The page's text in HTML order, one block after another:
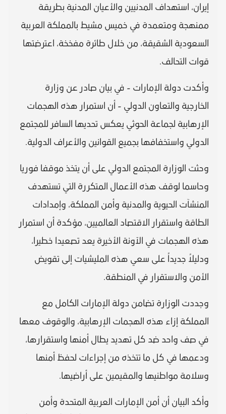
إيران، استهداف المدنيين والأعيان المدنية بطريقة
ممنهجة ومتعمدة في خميس مشيط بالمملكة العربية
السعودية الشقيقة، من خلال طائرة مفخخة، اعترضتها
قوات التحالف.
وأكدت دولة الإمارات - في بيان صادر عن وزارة
الخارجية والتعاون الدولي - أن استمرار هذه الهجمات
الإرهابية لجماعة الحوثي يعكس تحديها السافر للمجتمع
الدولي واستخفافها بجميع القوانين والأعراف الدولية.
وحثت الوزارة المجتمع الدولي على أن يتخذ موقفا فوريا
وحاسما لوقف هذه الأعمال المتكررة التي تستهدف
المنشآت الحيوية والمدنية وأمن المملكة، وإمدادات
الطاقة واستقرار الاقتصاد العالميين، مؤكدة أن استمرار
هذه الهجمات في الآونة الأخيرة يعد تصعيدا خطيرا،
ودليلاً جديداً على سعي هذه المليشيات إلى تقويض
الأمن والاستقرار في المنطقة.
وجددت الوزارة تضامن دولة الإمارات الكامل مع
المملكة إزاء هذه الهجمات الإرهابية، والوقوف معها
في صف واحد ضد كل تهديد يطال أمنها واستقرارها،
ودعمها في كل ما تتخذه من إجراءات لحفظ أمنها
وسلامة مواطنيها والمقيمين على أراضيها.
وأكد البيان أن أمن الإمارات العربية المتحدة وأمن